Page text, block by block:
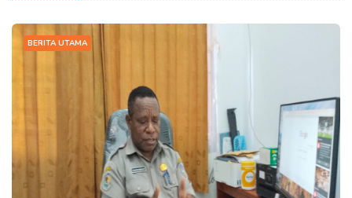
BERITA UTAMA